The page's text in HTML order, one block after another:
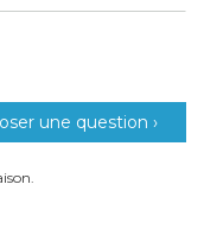
une question ›